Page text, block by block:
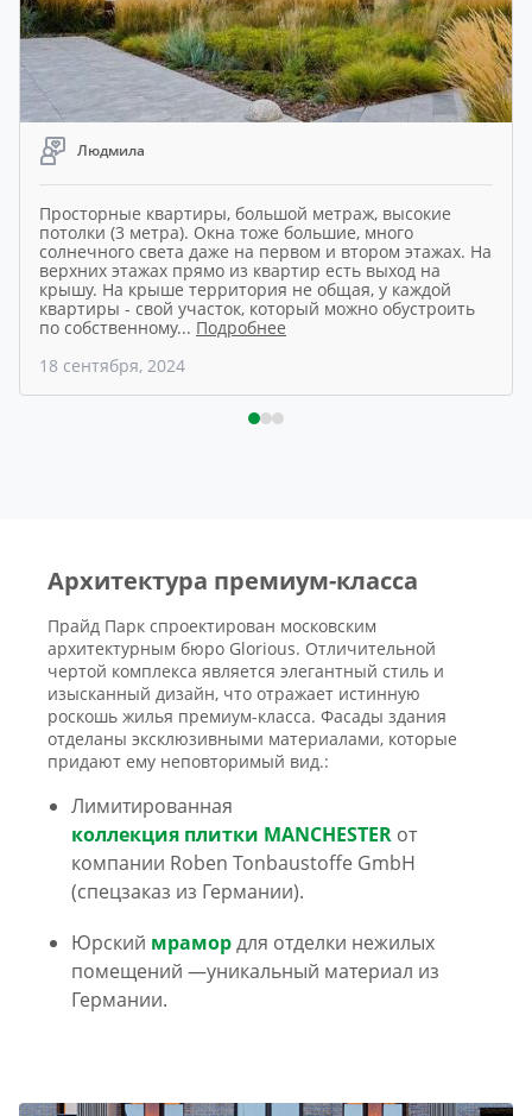
Людмила
Просторные квартиры, большой метраж, высокие
потолки (3 метра). Окна тоже большие, много
солнечного света даже на первом и втором этажах. На
верхних этажах прямо из квартир есть выход на
крышу. На крыше территория не общая, у каждой
квартиры - свой участок, который можно обустроить
по собственному... Подробнее
18 сентября, 2024
Архитектура премиум-класса
Прайд Парк спроектирован московским
архитектурным бюро Glorious. Отличительной
чертой комплекса является элегантный стиль и
изысканный дизайн, что отражает истинную
роскошь жилья премиум-класса. Фасады здания
отделаны эксклюзивными материалами, которые
придают ему неповторимый вид.:
Лимитированная
коллекция плитки MANCHESTER от
компании Roben Tonbaustoffe GmbH
(спецзаказ из Германии).
Юрский мрамордля отделки нежилых
помещений —уникальный материал из
Германии.